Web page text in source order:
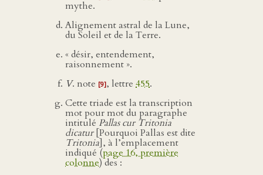
mythe.
Alignement astral de la Lune,
du Soleil et de la Terre.
« désir, entendement,
raisonnement ».
V. note [9], lettre 455.
Cette triade est la transcription
mot pour mot du paragraphe
intitulé Pallas cur Tritonia
dicatur[Pourquoi Pallas est dite
Tritonia], à l’emplacement
indiqué (page 16, première
colonne) des :